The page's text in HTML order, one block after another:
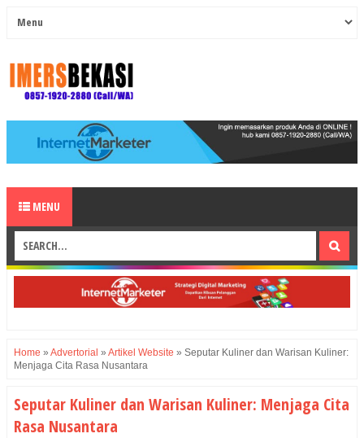
MENU
Home » Advertorial » Artikel Website » Seputar Kuliner dan Warisan Kuliner:
Menjaga Cita Rasa Nusantara
Seputar Kuliner dan Warisan Kuliner: Menjaga Cita
Rasa Nusantara